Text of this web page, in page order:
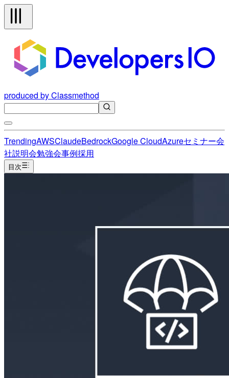
produced by Classmethod
TrendingAWSClaudeBedrockGoogle CloudAzureセミナー会
社説明会勉強会事例採用
目次